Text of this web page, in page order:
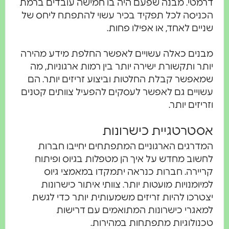
דרמטי. מבנה שפעם היה בו חמישה עובדים ברמת
הכניסה לכל תפקיד בכיר עשוי להתפתח ליחס של
שניים לאחד, או אפילו פחות.
מבנים כאלה עשויים לאפשר החלפת מידע מהירה
יותר ותקשורת ישירה יותר בין רמות ארגוניות, מה
שמאפשר קבלת החלטות וביצוע זריזים יותר. הם
עשויים גם לאפשר לעסקים להפעיל צוותים קטנים
וזריזים יותר.
אסטרטגיית כישרונות
המדרגים הארגוניים המתפתחים יחייבו חברות
לחשוב מחדש על איך הן מטפלות בגיוס ופיתוח
קריירה. חברות כנראה יתמקדו במאמצי גיוס
למיומנויות מועטות יותר. צוותי איתור כישרונות
יצטרכו להיות זריזים משמעותית יותר כדי לגשת
למאגרי כישרונות המתואמים עם דרישות
טכנולוגיות מתפתחות במהירות.